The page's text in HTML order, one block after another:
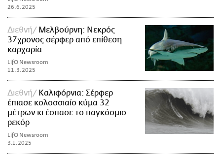
26.6.2025
Διεθνή
Μελβούρνη: Νεκρός
37χρονος σέρφερ από επίθεση
καρχαρία
LifO Newsroom
11.3.2025
Διεθνή
Καλιφόρνια: Σέρφερ
έπιασε κολοσσιαίο κύμα 32
μέτρων κι έσπασε το παγκόσμιο
ρεκόρ
LifO Newsroom
3.1.2025